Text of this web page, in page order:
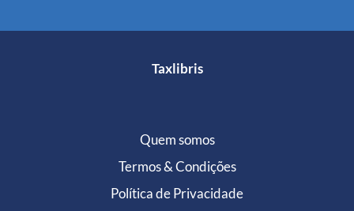
Taxlibris
Quem somos
Termos & Condições
Política de Privacidade